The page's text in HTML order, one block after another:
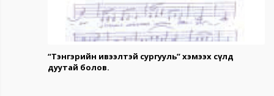
“Тэнгэрийн ивээлтэй сургууль” хэмээх сүлд
дуутай болов.